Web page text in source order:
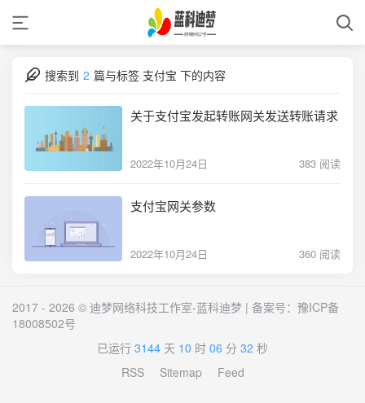
搜索到 2 篇与标签 支付宝 下的内容
关于支付宝发起转账网关发送转账请求
2022年10月24日 383 阅读
支付宝网关参数
2022年10月24日 360 阅读
2017 - 2026 © 迪梦网络科技工作室-蓝科迪梦 | 备案号： 豫ICP备
18008502号
已运行 3144 天 10 时 06 分 33 秒
RSS
Sitemap Feed